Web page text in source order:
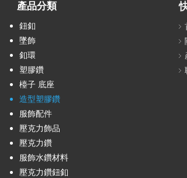
產品分類
鈕釦
墜飾
釦環
塑膠鑽
檯子 底座
造型塑膠鑽
服飾配件
壓克力飾品
壓克力鑽
服飾水鑽材料
壓克力鑽鈕釦